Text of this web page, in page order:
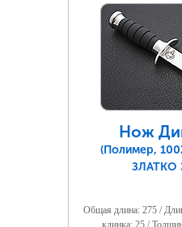
Нож
(Полимер,
ЗЛАТКО
Общая длина: 275 /
клинка: 25 /